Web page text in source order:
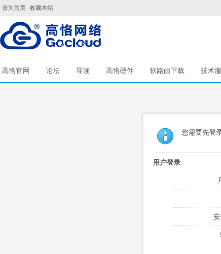
设为首页 收藏本站
高恪官网 论坛 导读 高恪硬件 软路由下载 技术
您需要先登
用户登录